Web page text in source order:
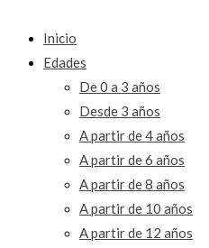
Inicio
Edades
De 0 a 3 años
Desde 3 años
A partir de 4 años
A partir de 6 años
A partir de 8 años
A partir de 10 años
A partir de 12 años